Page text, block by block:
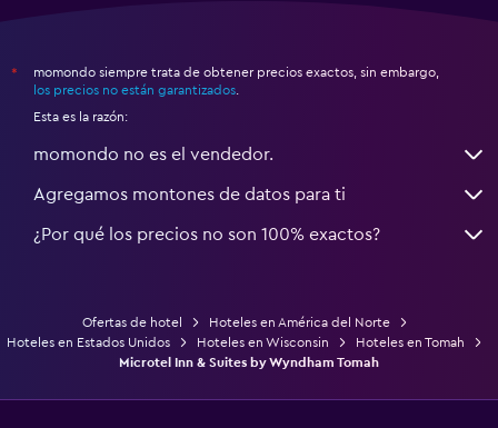
*
momondo siempre trata de obtener precios exactos, sin embargo,
los precios no están garantizados
Esta es la razón:
momondo no es el vendedor.
Agregamos montones de datos para ti
¿Por qué los precios no son 100% exactos?
Ofertas de hotel
Hoteles en América del Norte
Hoteles en Estados Unidos
Hoteles en Wisconsin
Hoteles en Tomah
Microtel Inn & Suites by Wyndham Tomah